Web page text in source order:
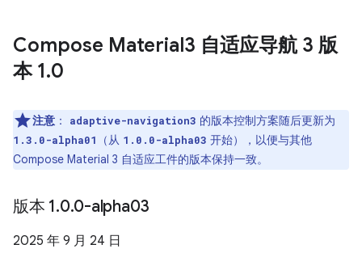
Compose Material3 自适应导航 3 版
本 1.0
注意 ： adaptive-navigation3 的版本控制方案随后更新为
1.3.0-alpha01 （从 1.0.0-alpha03 开始），以便与其他
Compose Material 3 自适应工件的版本保持一致。
版本 1.0.0-alpha03
2025 年 9 月 24 日